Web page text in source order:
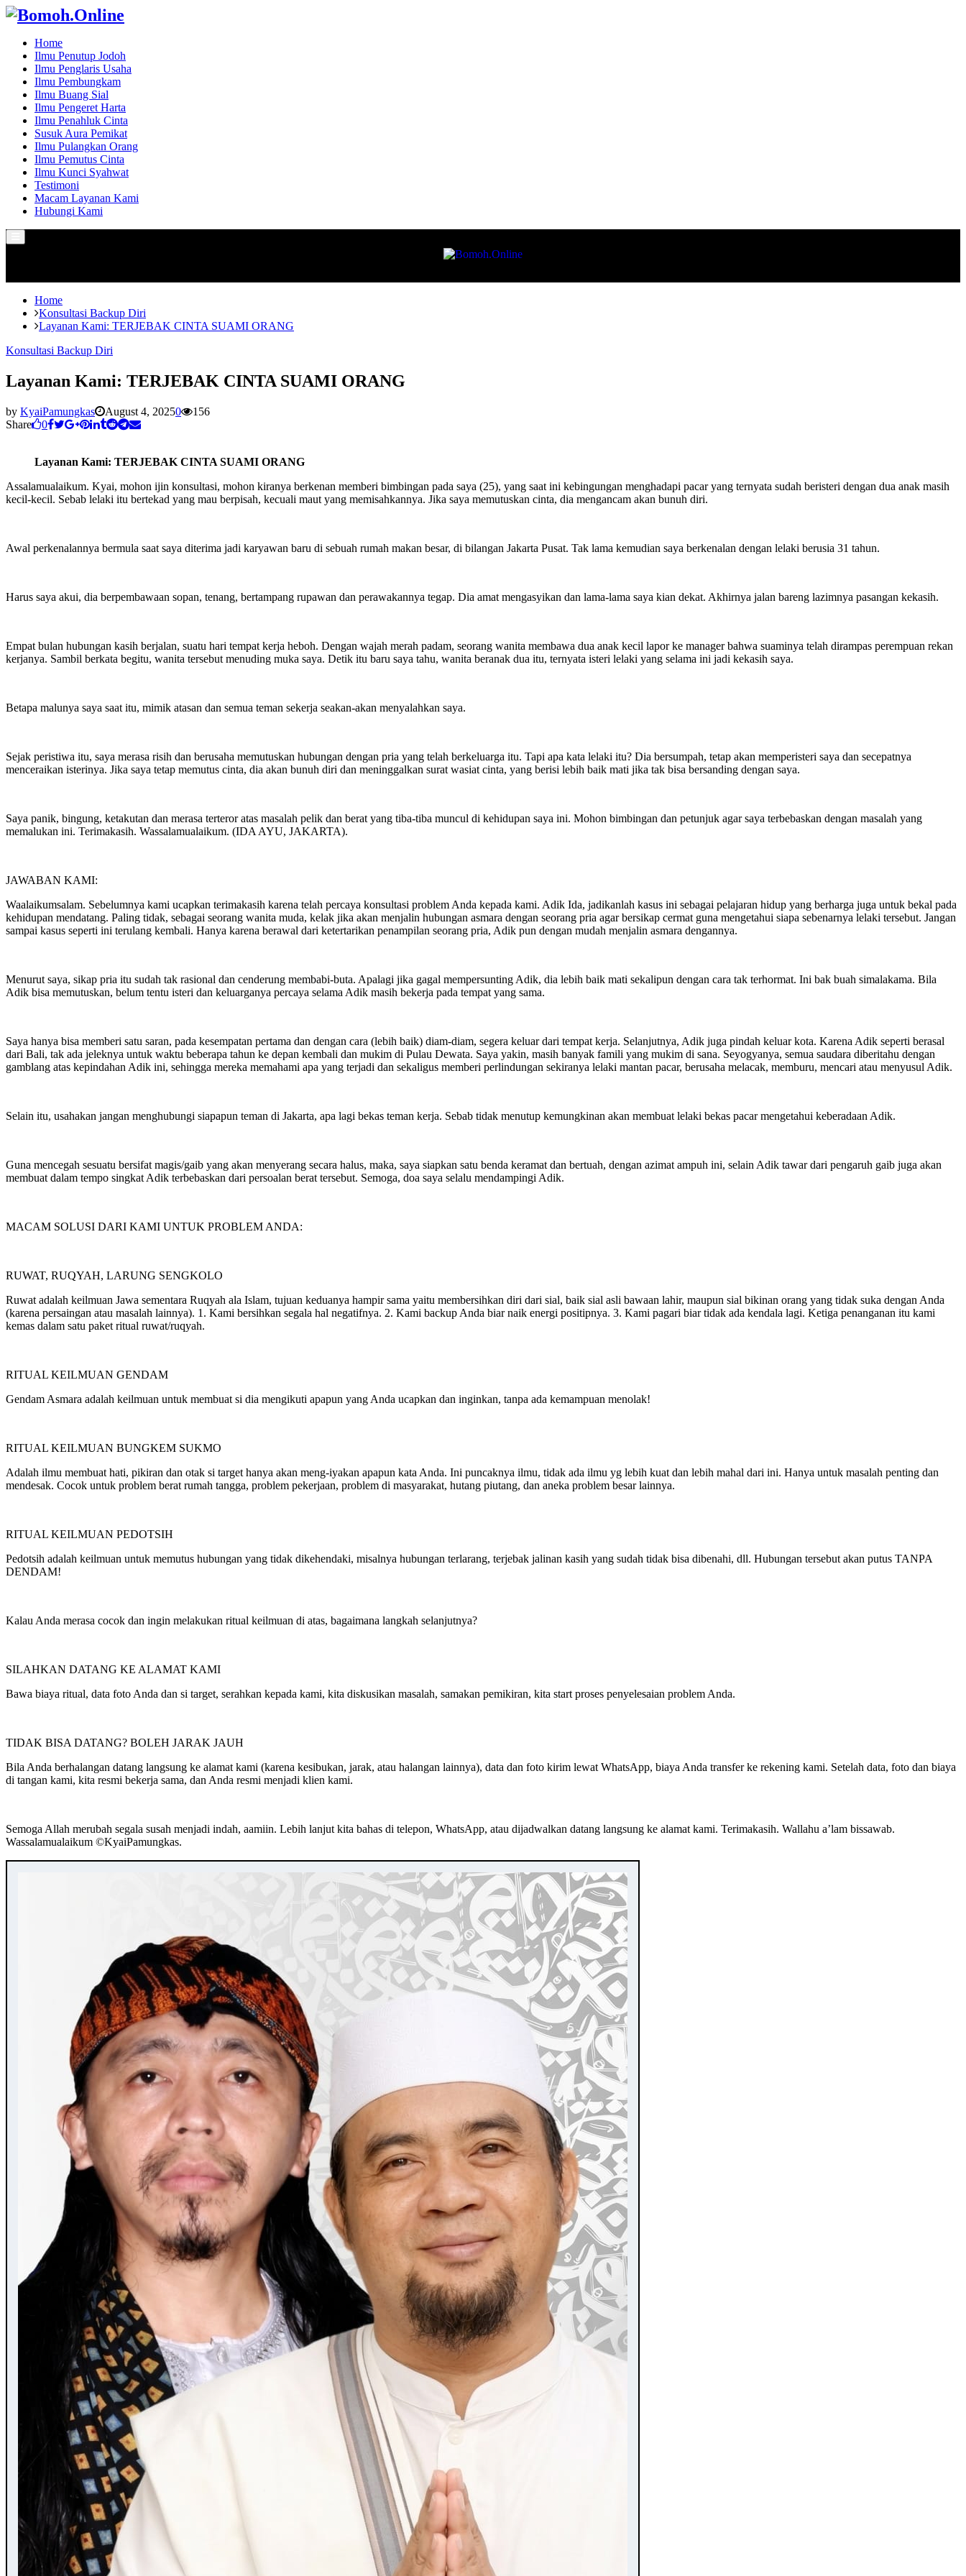
Home
Ilmu Penutup Jodoh
Ilmu Penglaris Usaha
Ilmu Pembungkam
Ilmu Buang Sial
Ilmu Pengeret Harta
Ilmu Penahluk Cinta
Susuk Aura Pemikat
Ilmu Pulangkan Orang
Ilmu Pemutus Cinta
Ilmu Kunci Syahwat
Testimoni
Macam Layanan Kami
Hubungi Kami
Menu
Home
Konsultasi Backup Diri
Layanan Kami: TERJEBAK CINTA SUAMI ORANG
Konsultasi Backup Diri
Layanan Kami: TERJEBAK CINTA SUAMI ORANG
by KyaiPamungkas August 4, 20250
156
Share
0
Layanan Kami: TERJEBAK CINTA SUAMI ORANG
Assalamualaikum. Kyai, mohon ijin konsultasi, mohon kiranya berkenan memberi bimbingan pada saya (25), yang saat ini kebingungan menghadapi pacar yang ternyata sudah beristeri dengan dua anak masih
kecil-kecil. Sebab lelaki itu bertekad yang mau berpisah, kecuali maut yang memisahkannya. Jika saya memutuskan cinta, dia mengancam akan bunuh diri.
Awal perkenalannya bermula saat saya diterima jadi karyawan baru di sebuah rumah makan besar, di bilangan Jakarta Pusat. Tak lama kemudian saya berkenalan dengan lelaki berusia 31 tahun.
Harus saya akui, dia berpembawaan sopan, tenang, bertampang rupawan dan perawakannya tegap. Dia amat mengasyikan dan lama-lama saya kian dekat. Akhirnya jalan bareng lazimnya pasangan kekasih.
Empat bulan hubungan kasih berjalan, suatu hari tempat kerja heboh. Dengan wajah merah padam, seorang wanita membawa dua anak kecil lapor ke manager bahwa suaminya telah dirampas perempuan rekan
kerjanya. Sambil berkata begitu, wanita tersebut menuding muka saya. Detik itu baru saya tahu, wanita beranak dua itu, ternyata isteri lelaki yang selama ini jadi kekasih saya.
Betapa malunya saya saat itu, mimik atasan dan semua teman sekerja seakan-akan menyalahkan saya.
Sejak peristiwa itu, saya merasa risih dan berusaha memutuskan hubungan dengan pria yang telah berkeluarga itu. Tapi apa kata lelaki itu? Dia bersumpah, tetap akan memperisteri saya dan secepatnya
menceraikan isterinya. Jika saya tetap memutus cinta, dia akan bunuh diri dan meninggalkan surat wasiat cinta, yang berisi lebih baik mati jika tak bisa bersanding dengan saya.
Saya panik, bingung, ketakutan dan merasa terteror atas masalah pelik dan berat yang tiba-tiba muncul di kehidupan saya ini. Mohon bimbingan dan petunjuk agar saya terbebaskan dengan masalah yang
memalukan ini. Terimakasih. Wassalamualaikum. (IDA AYU, JAKARTA).
JAWABAN KAMI:
Waalaikumsalam. Sebelumnya kami ucapkan terimakasih karena telah percaya konsultasi problem Anda kepada kami. Adik Ida, jadikanlah kasus ini sebagai pelajaran hidup yang berharga juga untuk bekal pada
kehidupan mendatang. Paling tidak, sebagai seorang wanita muda, kelak jika akan menjalin hubungan asmara dengan seorang pria agar bersikap cermat guna mengetahui siapa sebenarnya lelaki tersebut. Jangan
sampai kasus seperti ini terulang kembali. Hanya karena berawal dari ketertarikan penampilan seorang pria, Adik pun dengan mudah menjalin asmara dengannya.
Menurut saya, sikap pria itu sudah tak rasional dan cenderung membabi-buta. Apalagi jika gagal mempersunting Adik, dia lebih baik mati sekalipun dengan cara tak terhormat. Ini bak buah simalakama. Bila
Adik bisa memutuskan, belum tentu isteri dan keluarganya percaya selama Adik masih bekerja pada tempat yang sama.
Saya hanya bisa memberi satu saran, pada kesempatan pertama dan dengan cara (lebih baik) diam-diam, segera keluar dari tempat kerja. Selanjutnya, Adik juga pindah keluar kota. Karena Adik seperti berasal
dari Bali, tak ada jeleknya untuk waktu beberapa tahun ke depan kembali dan mukim di Pulau Dewata. Saya yakin, masih banyak famili yang mukim di sana. Seyogyanya, semua saudara diberitahu dengan
gamblang atas kepindahan Adik ini, sehingga mereka memahami apa yang terjadi dan sekaligus memberi perlindungan sekiranya lelaki mantan pacar, berusaha melacak, memburu, mencari atau menyusul Adik.
Selain itu, usahakan jangan menghubungi siapapun teman di Jakarta, apa lagi bekas teman kerja. Sebab tidak menutup kemungkinan akan membuat lelaki bekas pacar mengetahui keberadaan Adik.
Guna mencegah sesuatu bersifat magis/gaib yang akan menyerang secara halus, maka, saya siapkan satu benda keramat dan bertuah, dengan azimat ampuh ini, selain Adik tawar dari pengaruh gaib juga akan
membuat dalam tempo singkat Adik terbebaskan dari persoalan berat tersebut. Semoga, doa saya selalu mendampingi Adik.
MACAM SOLUSI DARI KAMI UNTUK PROBLEM ANDA:
RUWAT, RUQYAH, LARUNG SENGKOLO
Ruwat adalah keilmuan Jawa sementara Ruqyah ala Islam, tujuan keduanya hampir sama yaitu membersihkan diri dari sial, baik sial asli bawaan lahir, maupun sial bikinan orang yang tidak suka dengan Anda
(karena persaingan atau masalah lainnya). 1. Kami bersihkan segala hal negatifnya. 2. Kami backup Anda biar naik energi positipnya. 3. Kami pagari biar tidak ada kendala lagi. Ketiga penanganan itu kami
kemas dalam satu paket ritual ruwat/ruqyah.
RITUAL KEILMUAN GENDAM
Gendam Asmara adalah keilmuan untuk membuat si dia mengikuti apapun yang Anda ucapkan dan inginkan, tanpa ada kemampuan menolak!
RITUAL KEILMUAN BUNGKEM SUKMO
Adalah ilmu membuat hati, pikiran dan otak si target hanya akan meng-iyakan apapun kata Anda. Ini puncaknya ilmu, tidak ada ilmu yg lebih kuat dan lebih mahal dari ini. Hanya untuk masalah penting dan
mendesak. Cocok untuk problem berat rumah tangga, problem pekerjaan, problem di masyarakat, hutang piutang, dan aneka problem besar lainnya.
RITUAL KEILMUAN PEDOTSIH
Pedotsih adalah keilmuan untuk memutus hubungan yang tidak dikehendaki, misalnya hubungan terlarang, terjebak jalinan kasih yang sudah tidak bisa dibenahi, dll. Hubungan tersebut akan putus TANPA
DENDAM!
Kalau Anda merasa cocok dan ingin melakukan ritual keilmuan di atas, bagaimana langkah selanjutnya?
SILAHKAN DATANG KE ALAMAT KAMI
Bawa biaya ritual, data foto Anda dan si target, serahkan kepada kami, kita diskusikan masalah, samakan pemikiran, kita start proses penyelesaian problem Anda.
TIDAK BISA DATANG? BOLEH JARAK JAUH
Bila Anda berhalangan datang langsung ke alamat kami (karena kesibukan, jarak, atau halangan lainnya), data dan foto kirim lewat WhatsApp, biaya Anda transfer ke rekening kami. Setelah data, foto dan biaya
di tangan kami, kita resmi bekerja sama, dan Anda resmi menjadi klien kami.
Semoga Allah merubah segala susah menjadi indah, aamiin. Lebih lanjut kita bahas di telepon, WhatsApp, atau dijadwalkan datang langsung ke alamat kami. Terimakasih. Wallahu a’lam bissawab.
Wassalamualaikum ©️KyaiPamungkas.